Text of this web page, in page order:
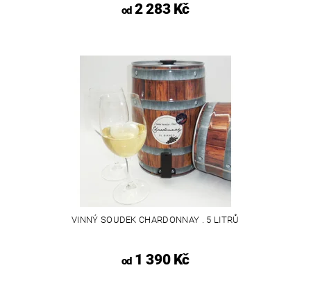
od2 283 Kč
VINNÝ SOUDEK CHARDONNAY . 5 LITRŮ
od1 390 Kč